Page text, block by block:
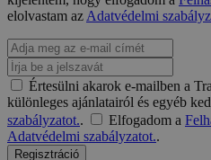
elolvastam azAdatvédelmi
Értesülni akarok e-mailben a
különleges ajánlatairól és egyéb
szabályzatot.. Elfogadom a
Adatvédelmi szabályzatot..
Regisztráció